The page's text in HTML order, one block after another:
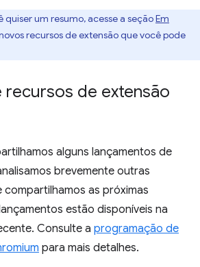
quiser um resumo, acesse a seçãoEm
recursos de extensão que você pode
recursos de extensão
alguns lançamentos de
brevemente outras
compartilhamos as próximas
estão disponíveis na
Consulte a programação de
para mais detalhes.